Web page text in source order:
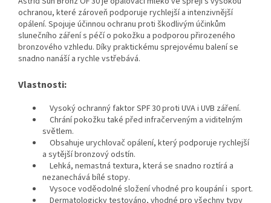
ochranou, které zároveň podporuje rychlejší a intenzivnější
opálení. Spojuje účinnou ochranu proti škodlivým účinkům
slunečního záření s péčí o pokožku a podporou přirozeného
bronzového vzhledu. Díky praktickému sprejovému balení se
snadno nanáší a rychle vstřebává.
Vlastnosti:
Vysoký ochranný faktor SPF 30 proti UVA i UVB záření.
Chrání pokožku také před infračerveným a viditelným
světlem.
Obsahuje urychlovač opálení, který podporuje rychlejší
a sytější bronzový odstín.
Lehká, nemastná textura, která se snadno roztírá a
nezanechává bílé stopy.
Vysoce voděodolné složení vhodné pro koupání i sport.
Dermatologicky testováno, vhodné pro všechny typy